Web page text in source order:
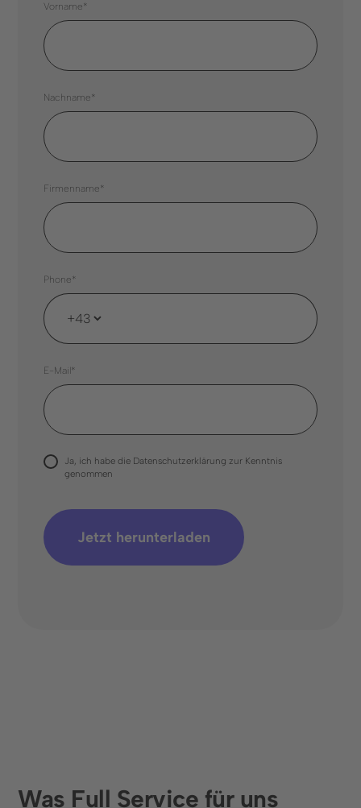
Vorname*
Nachname*
Firmenname*
Phone*
E-Mail*
Ja, ich habe die Datenschutzerklärung zur Kenntnis
genommen
Was Full Service für uns